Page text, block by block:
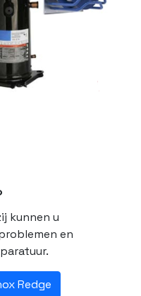
kunnen u
en
Redge